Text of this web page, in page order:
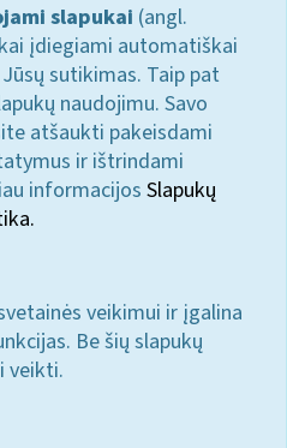
slapukai (angl.
įdiegiami automatiškai
sutikimas. Taip pat
naudojimu. Savo
atšaukti pakeisdami
ir ištrindami
informacijos Slapukų
veikimui ir įgalina
Be šių slapukų
veikti.